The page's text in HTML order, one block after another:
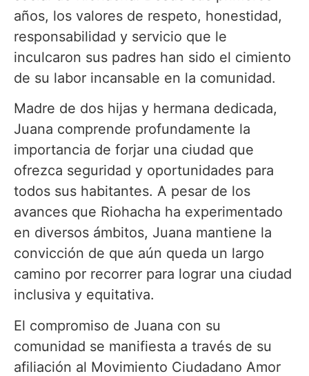
años, los valores de respeto, honestidad,
responsabilidad y servicio que le
inculcaron sus padres han sido el cimiento
de su labor incansable en la comunidad.
Madre de dos hijas y hermana dedicada,
Juana comprende profundamente la
importancia de forjar una ciudad que
ofrezca seguridad y oportunidades para
todos sus habitantes. A pesar de los
avances que Riohacha ha experimentado
en diversos ámbitos, Juana mantiene la
convicción de que aún queda un largo
camino por recorrer para lograr una ciudad
inclusiva y equitativa.
El compromiso de Juana con su
comunidad se manifiesta a través de su
afiliación al Movimiento Ciudadano Amor